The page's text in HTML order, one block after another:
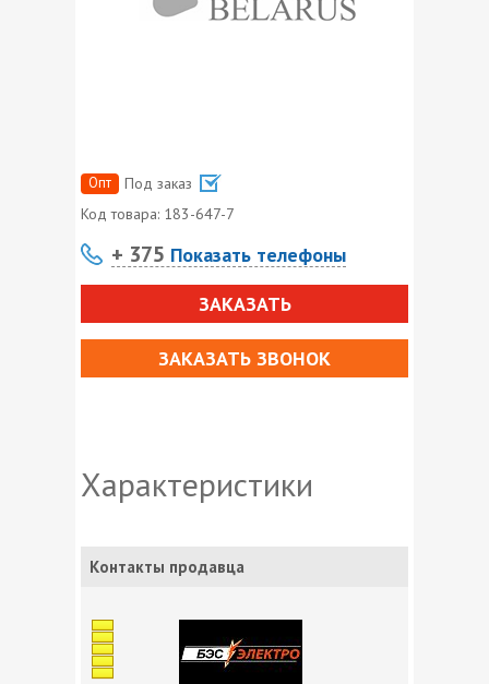
Опт
Под заказ
Код товара: 183-647-7
+ 375 Показать телефоны
ЗАКАЗАТЬ
ЗАКАЗАТЬ ЗВОНОК
Характеристики
Контакты продавца